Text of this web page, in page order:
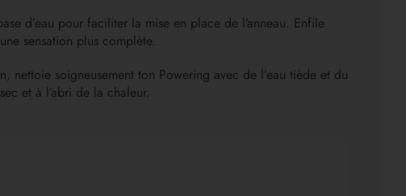
d’eau pour faciliter la mise en place de l’anneau. Enfile
sensation plus complète.
soigneusement ton Powering avec de l’eau tiède et du
et à l’abri de la chaleur.